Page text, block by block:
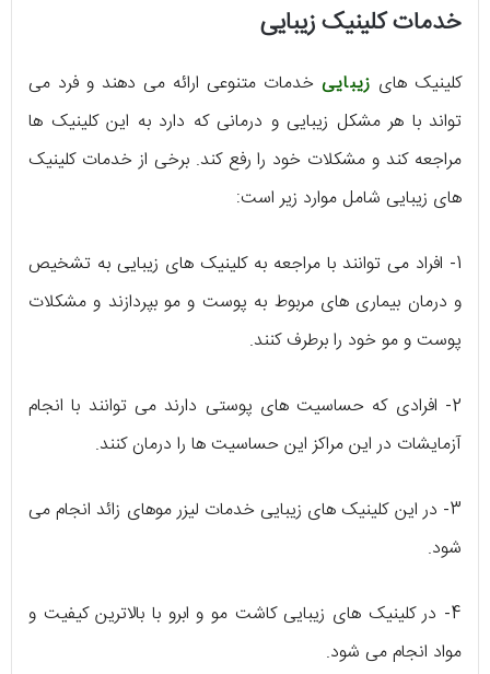
خدمات کلینیک زیبایی
کلینیک های زیباییخدمات متنوعی ارائه می دهند و فرد می
تواند با هر مشکل زیبایی و درمانی که دارد به این کلینیک ها
مراجعه کند و مشکلات خود را رفع کند. برخی از خدمات کلینیک
های زیبایی شامل موارد زیر است:
1- افراد می توانند با مراجعه به کلینیک های زیبایی به تشخیص
و درمان بیماری های مربوط به پوست و مو بپردازند و مشکلات
پوست و مو خود را برطرف کنند.
2- افرادی که حساسیت های پوستی دارند می توانند با انجام
آزمایشات در این مراکز این حساسیت ها را درمان کنند.
3- در این کلینیک های زیبایی خدمات لیزر موهای زائد انجام می
شود.
4- در کلینیک های زیبایی کاشت مو و ابرو با بالاترین کیفیت و
مواد انجام می شود.